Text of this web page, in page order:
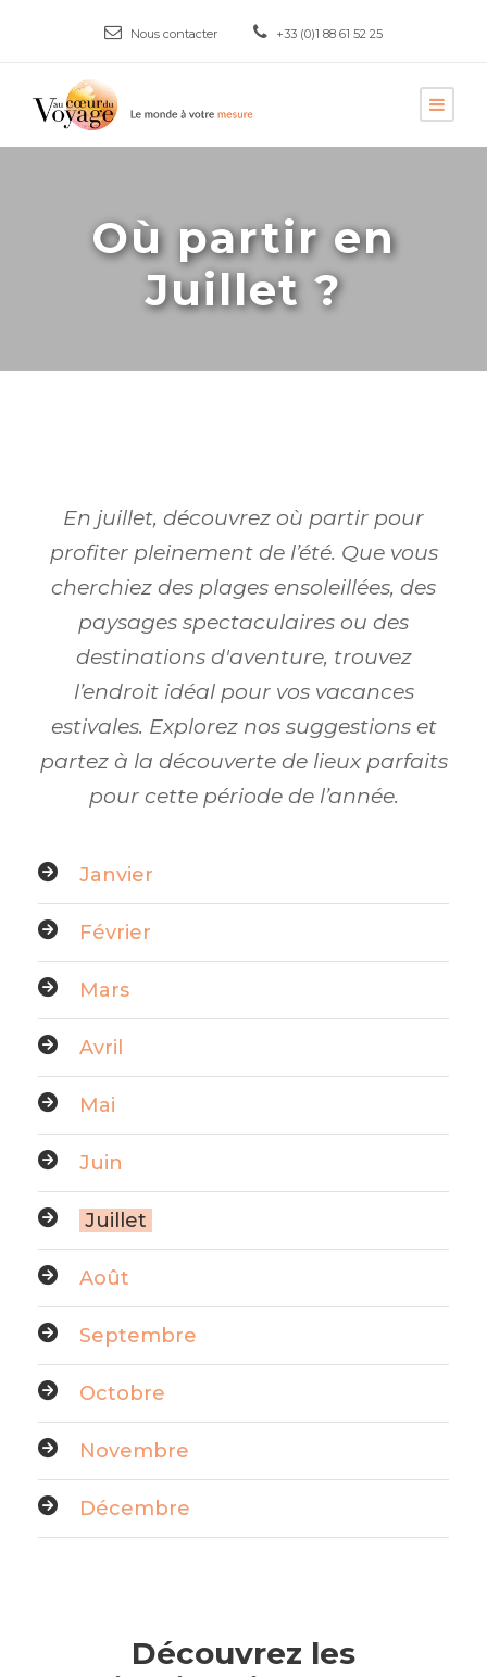
Nous contacter +33 (0)1 88 61 52 25
Où partir en
Juillet ?
En juillet, découvrez où partir pour
profiter pleinement de l’été. Que vous
cherchiez des plages ensoleillées, des
paysages spectaculaires ou des
destinations d'aventure, trouvez
l’endroit idéal pour vos vacances
estivales. Explorez nos suggestions et
partez à la découverte de lieux parfaits
pour cette période de l’année.
Janvier
Février
Mars
Avril
Mai
Juin
Juillet
Août
Septembre
Octobre
Novembre
Décembre
Découvrez les